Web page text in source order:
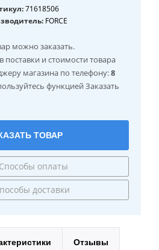
71618506
FORCE
можно заказать.
поставки и стоимости товара
магазина по телефону:8
функцией Заказать
ТОВАР
Способы оплаты
доставки
Отзывы